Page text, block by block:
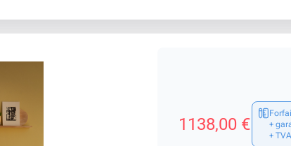
1138,00 €
+
+